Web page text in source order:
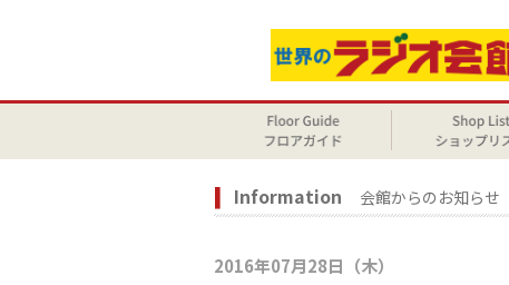
Information 会館からのお知らせ
2016年07月28日（木）